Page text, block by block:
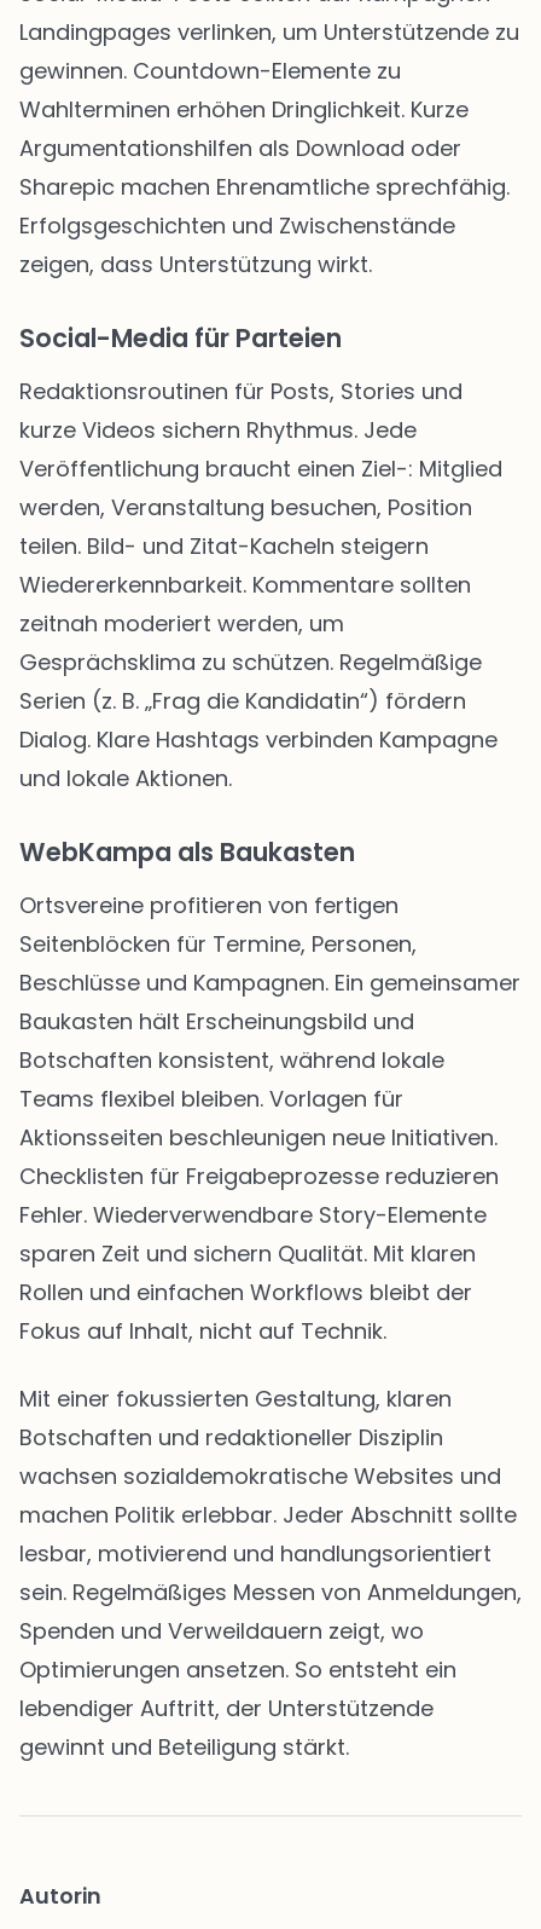
Landingpages verlinken, um Unterstützende zu
gewinnen. Countdown-Elemente zu
Wahlterminen erhöhen Dringlichkeit. Kurze
Argumentationshilfen als Download oder
Sharepic machen Ehrenamtliche sprechfähig.
Erfolgsgeschichten und Zwischenstände
zeigen, dass Unterstützung wirkt.
Social-Media für Parteien
Redaktionsroutinen für Posts, Stories und
kurze Videos sichern Rhythmus. Jede
Veröffentlichung braucht einen Ziel-: Mitglied
werden, Veranstaltung besuchen, Position
teilen. Bild- und Zitat-Kacheln steigern
Wiedererkennbarkeit. Kommentare sollten
zeitnah moderiert werden, um
Gesprächsklima zu schützen. Regelmäßige
Serien (z. B. „Frag die Kandidatin“) fördern
Dialog. Klare Hashtags verbinden Kampagne
und lokale Aktionen.
WebKampa als Baukasten
Ortsvereine profitieren von fertigen
Seitenblöcken für Termine, Personen,
Beschlüsse und Kampagnen. Ein gemeinsamer
Baukasten hält Erscheinungsbild und
Botschaften konsistent, während lokale
Teams flexibel bleiben. Vorlagen für
Aktionsseiten beschleunigen neue Initiativen.
Checklisten für Freigabeprozesse reduzieren
Fehler. Wiederverwendbare Story-Elemente
sparen Zeit und sichern Qualität. Mit klaren
Rollen und einfachen Workflows bleibt der
Fokus auf Inhalt, nicht auf Technik.
Mit einer fokussierten Gestaltung, klaren
Botschaften und redaktioneller Disziplin
wachsen sozialdemokratische Websites und
machen Politik erlebbar. Jeder Abschnitt sollte
lesbar, motivierend und handlungsorientiert
sein. Regelmäßiges Messen von Anmeldungen,
Spenden und Verweildauern zeigt, wo
Optimierungen ansetzen. So entsteht ein
lebendiger Auftritt, der Unterstützende
gewinnt und Beteiligung stärkt.
Autorin